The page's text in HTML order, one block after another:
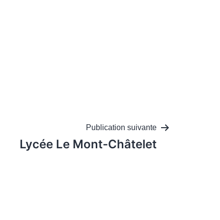
Publication suivante
Lycée Le Mont-Châtelet